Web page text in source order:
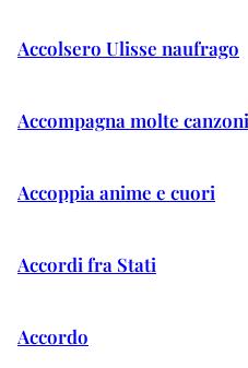
Accolsero Ulisse naufrago
Accompagna molte
Accoppia anime e cuori
Accordi fra Stati
Accordo